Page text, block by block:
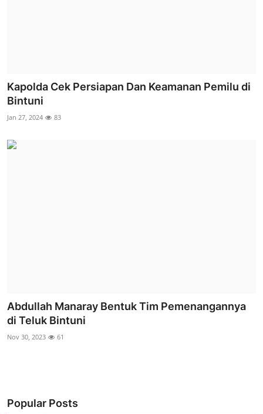
Kapolda Cek Persiapan Dan Keamanan Pemilu di
Bintuni
Jan 27, 2024 83
Abdullah Manaray Bentuk Tim Pemenangannya
di Teluk Bintuni
Nov 30, 2023 61
Popular Posts